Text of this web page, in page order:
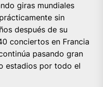
giras mundiales
sin
después de su
conciertos en Francia
pasando gran
estadios por todo el